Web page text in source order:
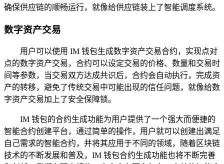
确保供应链的顺畅运行，就像给供应链装上了智能调度系统。
数字资产交易
用户可以使用 IM 钱包生成数字资产交易合约，实现点对
点的数字资产交易，合约可以设定交易的价格、数量和交易时
间等参数，当交易双方达成共识后，合约会自动执行，完成资
产的转移，避免了传统交易中可能出现的信任问题，就像给数
字资产交易加上了安全保障锁。
IM 钱包的合约生成功能为用户提供了一个强大而便捷的
智能合约创建平台，通过简单的操作，用户就可以创建出满足
自己需求的智能合约，并将其应用于不同的领域，随着区块链
技术的不断发展和普及，IM 钱包合约生成功能也将不断完善